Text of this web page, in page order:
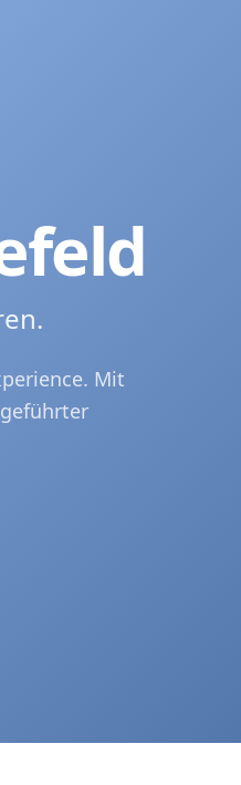
–
space –
Mit